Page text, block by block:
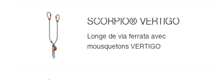
SCORPIO® VERTIGO
Longe de via ferrata avec
mousquetons VERTIGO